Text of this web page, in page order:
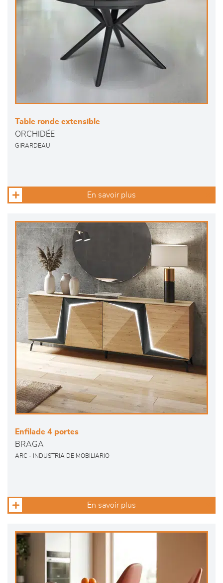
Table ronde extensible
ORCHIDÉE
GIRARDEAU
En savoir plus
Enfilade 4 portes
BRAGA
ARC - INDUSTRIA DE MOBILIARIO
En savoir plus